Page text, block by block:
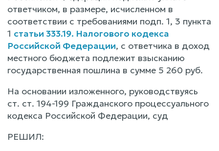
ответчиком, в размере, исчисленном в
соответствии с требованиями подп. 1, 3 пункта
1 статьи 333.19. Налогового кодекса
Российской Федерации, с ответчика в доход
местного бюджета подлежит взысканию
государственная пошлина в сумме 5 260 руб.
На основании изложенного, руководствуясь
ст. ст. 194-199 Гражданского процессуального
кодекса Российской Федерации, суд
РЕШИЛ: